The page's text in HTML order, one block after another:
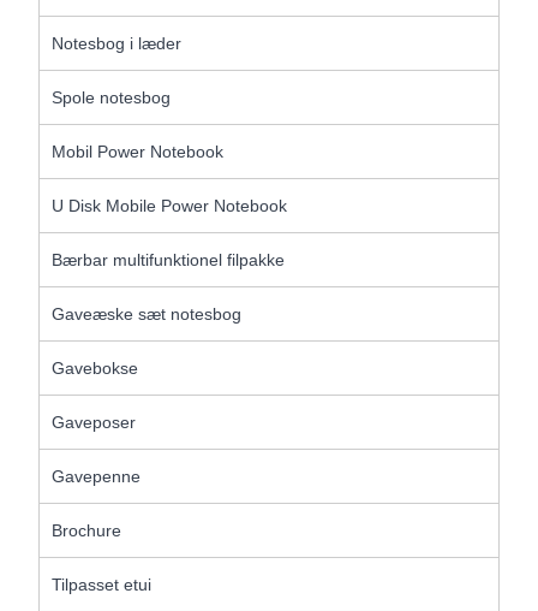
Notesbog i læder
Spole notesbog
Mobil Power Notebook
U Disk Mobile Power Notebook
Bærbar multifunktionel filpakke
Gaveæske sæt notesbog
Gavebokse
Gaveposer
Gavepenne
Brochure
Tilpasset etui